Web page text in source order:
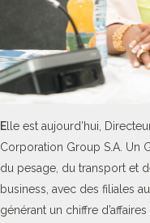
E lle est aujourd’hui,
Corporation Group S.A. Un
du pesage, du transport et
business, avec des filiales
générant un chiffre